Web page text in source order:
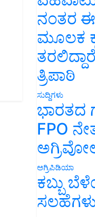
ನಂತರ
ಮೂಲಕ
ತ್ರಿಪಾಠಿ
ಸುದ್ದಿಗಳು
ಭಾರತದ
FPO
ಅಗ್ರಿಪಿಡಿಯಾ
ಕಬ್ಬು